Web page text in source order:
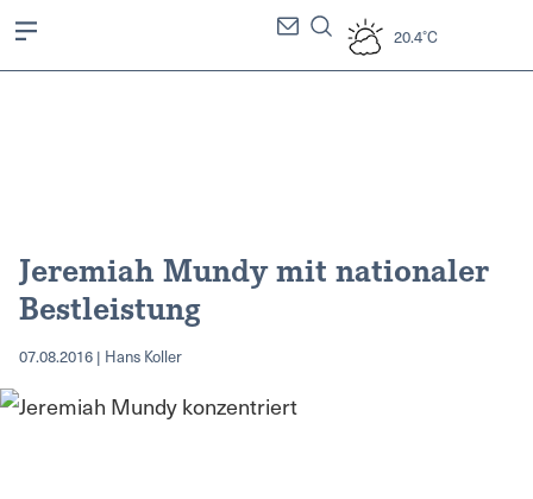
20.4°C
Jeremiah Mundy mit nationaler
Bestleistung
07.08.2016 | Hans Koller